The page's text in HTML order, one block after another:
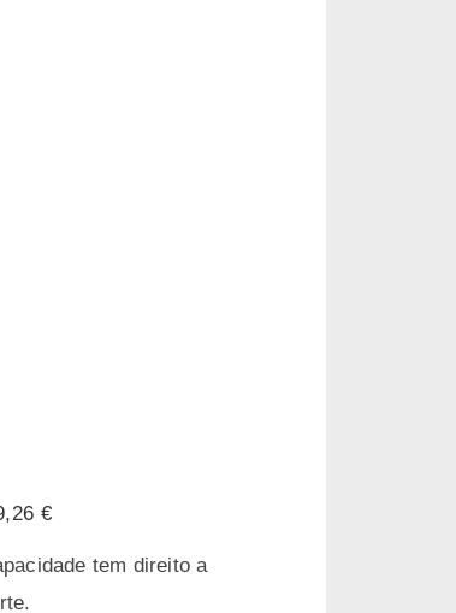
€
tem direito a